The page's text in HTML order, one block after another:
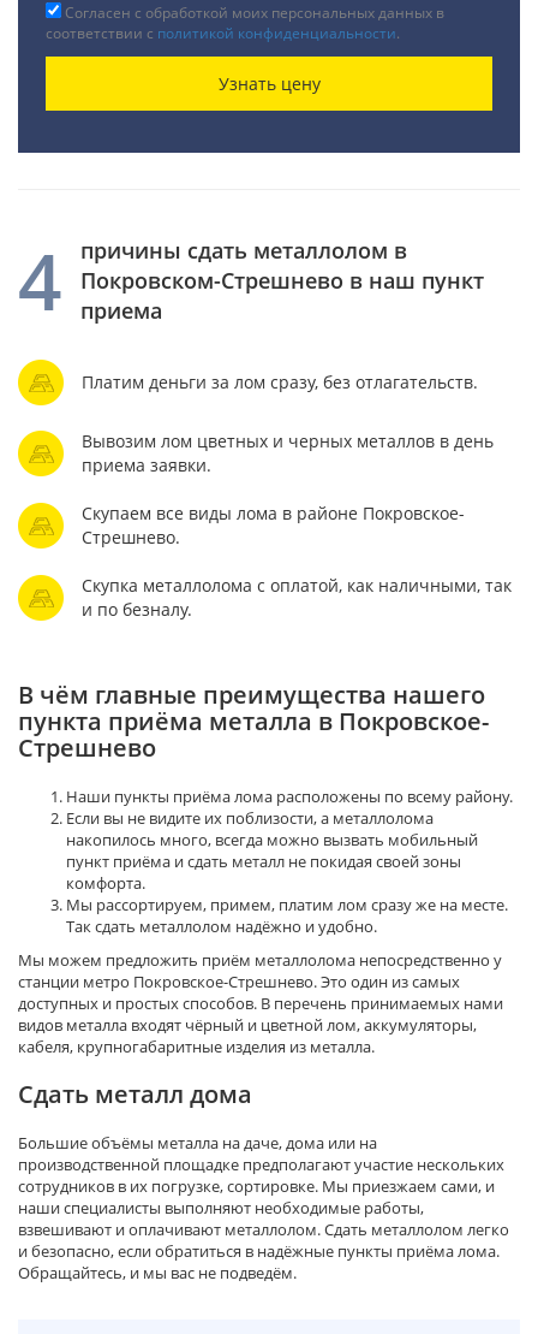
Согласен с обработкой моих персональных данных в
соответствии с политикой конфиденциальности.
Узнать цену
4
причины сдать металлолом в
Покровском-Стрешнево в наш пункт
приема
Платим деньги за лом сразу, без отлагательств.
Вывозим лом цветных и черных металлов в день
приема заявки.
Скупаем все виды лома в районе Покровское-
Стрешнево.
Скупка металлолома с оплатой, как наличными, так
и по безналу.
В чём главные преимущества нашего
пункта приёма металла в Покровское-
Стрешнево
Наши пункты приёма лома расположены по всему району.
Если вы не видите их поблизости, а металлолома
накопилось много, всегда можно вызвать мобильный
пункт приёма и сдать металл не покидая своей зоны
комфорта.
Мы рассортируем, примем, платим лом сразу же на месте.
Так сдать металлолом надёжно и удобно.
Мы можем предложить приём металлолома непосредственно у
станции метро Покровское-Стрешнево. Это один из самых
доступных и простых способов. В перечень принимаемых нами
видов металла входят чёрный и цветной лом, аккумуляторы,
кабеля, крупногабаритные изделия из металла.
Сдать металл дома
Большие объёмы металла на даче, дома или на
производственной площадке предполагают участие нескольких
сотрудников в их погрузке, сортировке. Мы приезжаем сами, и
наши специалисты выполняют необходимые работы,
взвешивают и оплачивают металлолом. Сдать металлолом легко
и безопасно, если обратиться в надёжные пункты приёма лома.
Обращайтесь, и мы вас не подведём.